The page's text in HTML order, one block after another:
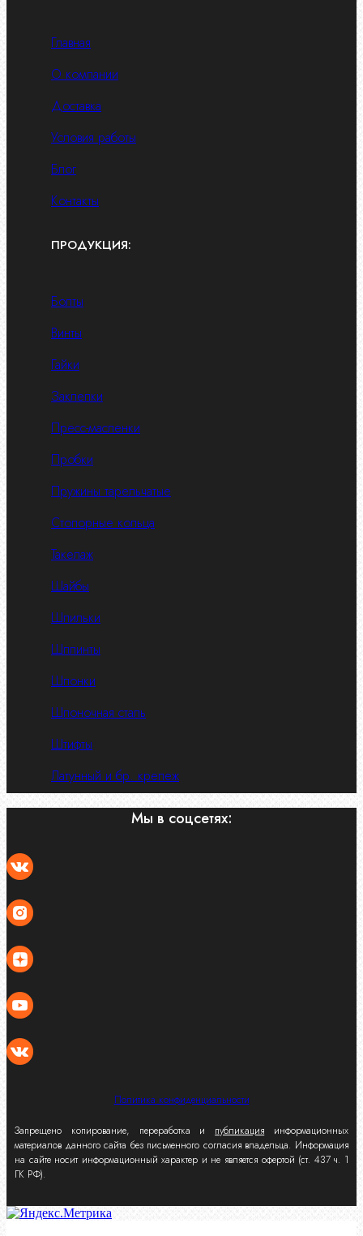
Главная
О компании
Доставка
Условия работы
Блог
Контакты
ПРОДУКЦИЯ:
Болты
Винты
Гайки
Заклепки
Пресс-масленки
Пробки
Пружины тарельчатые
Стопорные кольца
Такелаж
Шайбы
Шпильки
Шплинты
Шпонки
Шпоночная сталь
Штифты
Латунный и бр. крепеж
Мы в соцсетях:
Политика конфиденциальности
Запрещено копирование, переработка и публикация информационных
материалов данного сайта без письменного согласия владельца. Информация
на сайте носит информационный характер и не является офертой (ст. 437 ч. 1
ГК РФ).